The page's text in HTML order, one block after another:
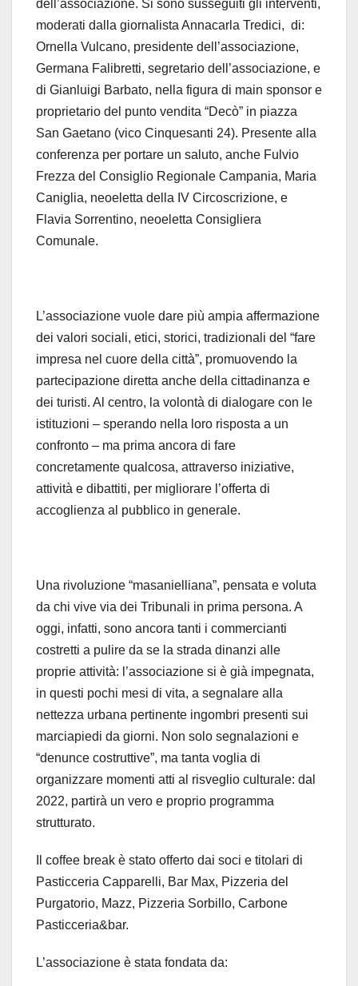
dell’associazione. Si sono susseguiti gli interventi,
moderati dalla giornalista Annacarla Tredici, di:
Ornella Vulcano, presidente dell’associazione,
Germana Falibretti, segretario dell’associazione, e
di Gianluigi Barbato, nella figura di main sponsor e
proprietario del punto vendita “Decò” in piazza
San Gaetano (vico Cinquesanti 24). Presente alla
conferenza per portare un saluto, anche Fulvio
Frezza del Consiglio Regionale Campania, Maria
Caniglia, neoeletta della IV Circoscrizione, e
Flavia Sorrentino, neoeletta Consigliera
Comunale.
L’associazione vuole dare più ampia affermazione
dei valori sociali, etici, storici, tradizionali del “fare
impresa nel cuore della città”, promuovendo la
partecipazione diretta anche della cittadinanza e
dei turisti. Al centro, la volontà di dialogare con le
istituzioni – sperando nella loro risposta a un
confronto – ma prima ancora di fare
concretamente qualcosa, attraverso iniziative,
attività e dibattiti, per migliorare l’offerta di
accoglienza al pubblico in generale.
Una rivoluzione “masanielliana”, pensata e voluta
da chi vive via dei Tribunali in prima persona. A
oggi, infatti, sono ancora tanti i commercianti
costretti a pulire da se la strada dinanzi alle
proprie attività: l’associazione si è già impegnata,
in questi pochi mesi di vita, a segnalare alla
nettezza urbana pertinente ingombri presenti sui
marciapiedi da giorni. Non solo segnalazioni e
“denunce costruttive”, ma tanta voglia di
organizzare momenti atti al risveglio culturale: dal
2022, partirà un vero e proprio programma
strutturato.
Il coffee break è stato offerto dai soci e titolari di
Pasticceria Capparelli, Bar Max, Pizzeria del
Purgatorio, Mazz, Pizzeria Sorbillo, Carbone
Pasticceria&bar.
L’associazione è stata fondata da: